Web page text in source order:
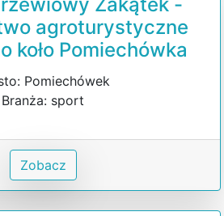
agroturystyczne
koło Pomiechówka
Pomiechówek
Branża: sport
Zobacz